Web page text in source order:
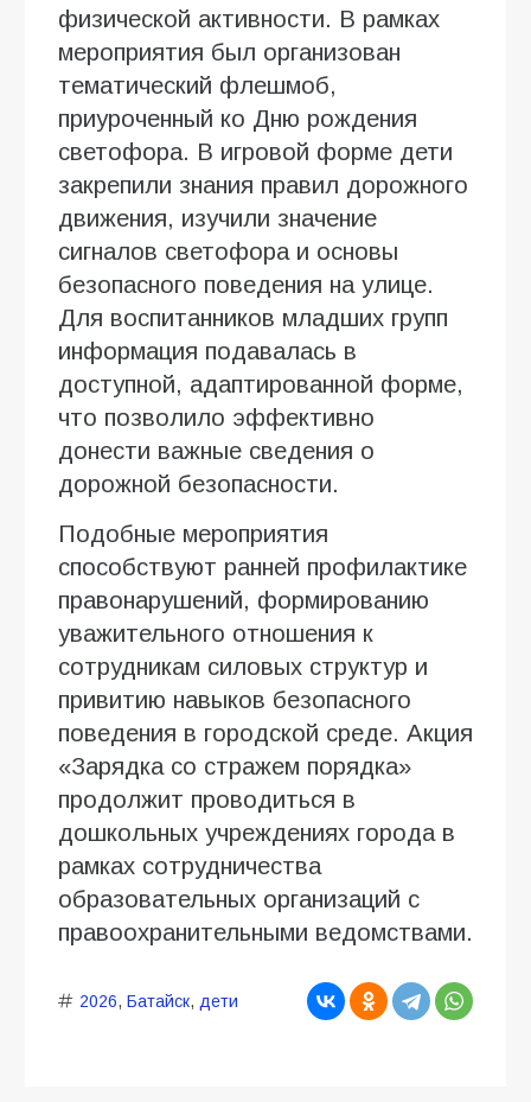
физической активности. В рамках
мероприятия был организован
тематический флешмоб,
приуроченный ко Дню рождения
светофора. В игровой форме дети
закрепили знания правил дорожного
движения, изучили значение
сигналов светофора и основы
безопасного поведения на улице.
Для воспитанников младших групп
информация подавалась в
доступной, адаптированной форме,
что позволило эффективно
донести важные сведения о
дорожной безопасности.
Подобные мероприятия
способствуют ранней профилактике
правонарушений, формированию
уважительного отношения к
сотрудникам силовых структур и
привитию навыков безопасного
поведения в городской среде. Акция
«Зарядка со стражем порядка»
продолжит проводиться в
дошкольных учреждениях города в
рамках сотрудничества
образовательных организаций с
правоохранительными ведомствами.
2026, Батайск, дети